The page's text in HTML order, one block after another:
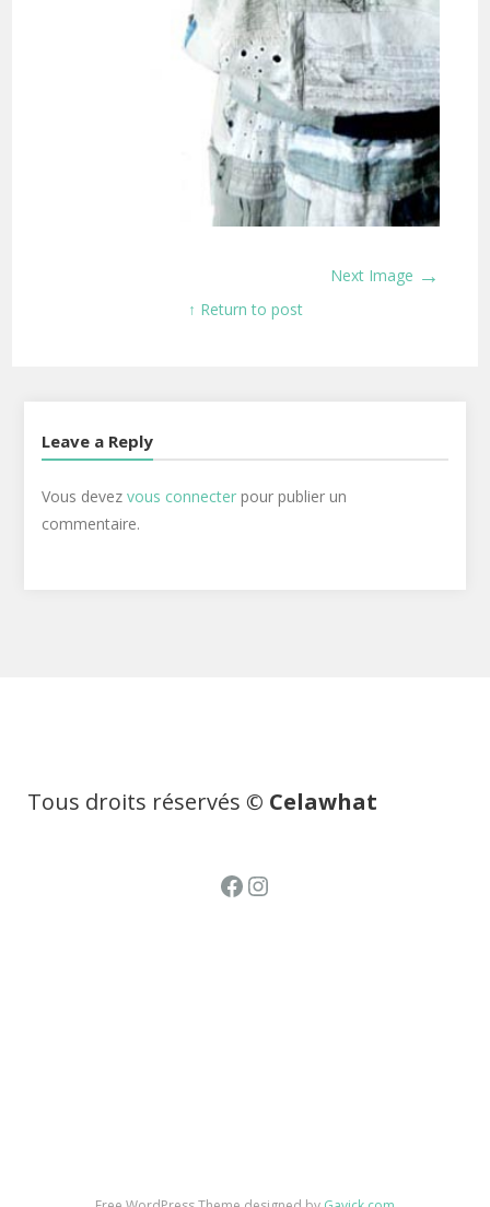
Next Image →
↑ Return to post
Leave a Reply
Vous devez vous connecterpour publier un
commentaire.
Tous droits réservés © Celawhat
Facebook
Instagram